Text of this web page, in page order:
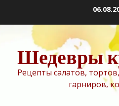
содержимому
Шедевры
Рецепты салатов,
гарниров,